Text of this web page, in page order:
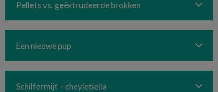
Pellets vs. geëxtrudeerde brokken
Een nieuwe pup
Schilfermijt – cheyletiella